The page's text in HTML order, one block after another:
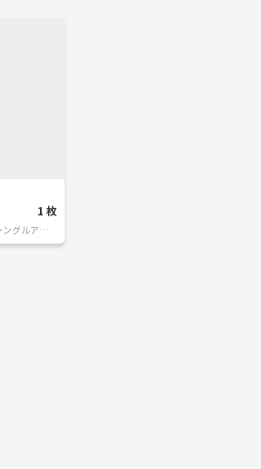
1 枚
グルアウ